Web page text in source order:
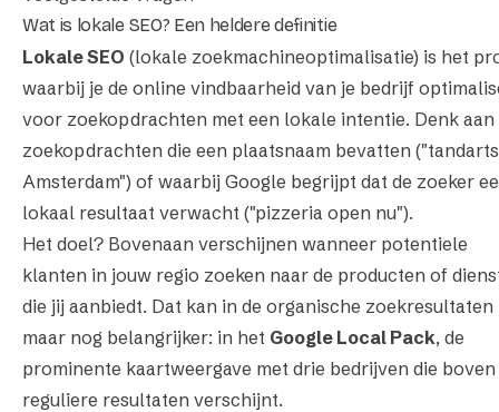
Wat is lokale SEO? Een heldere definitie
Lokale SEO (lokale zoekmachineoptimalisatie) is het
waarbij je de online vindbaarheid van je bedrijf
voor zoekopdrachten met een lokale intentie. Denk aan
zoekopdrachten die een plaatsnaam bevatten ("tandarts
Amsterdam") of waarbij Google begrijpt dat de zoeker
lokaal resultaat verwacht ("pizzeria open nu").
Het doel? Bovenaan verschijnen wanneer potentiele
klanten in jouw regio zoeken naar de producten of
die jij aanbiedt. Dat kan in de organische zoekresultaten
maar nog belangrijker: in het Google Local Pack, de
prominente kaartweergave met drie bedrijven die boven
reguliere resultaten verschijnt.